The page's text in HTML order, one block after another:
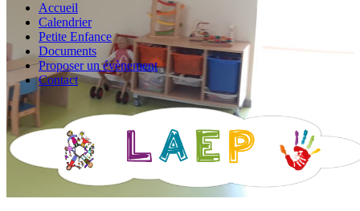
Accueil
Calendrier
Petite Enfance
Documents
Proposer un évènement
Contact